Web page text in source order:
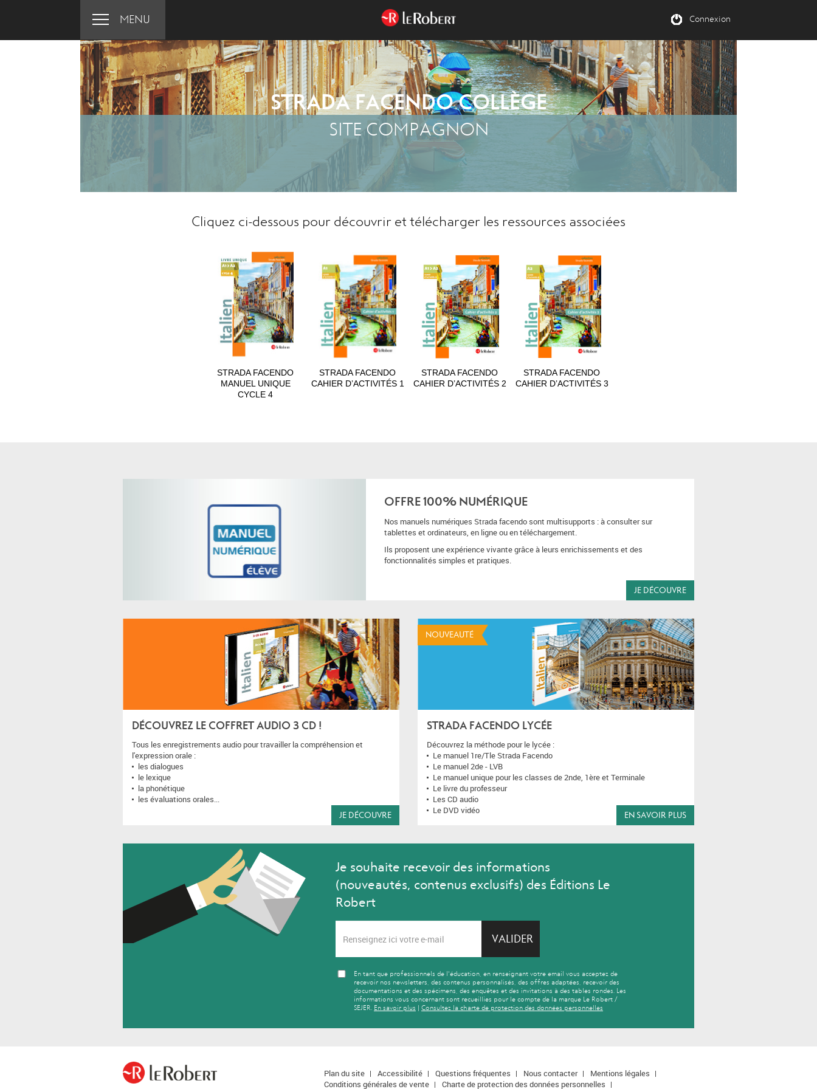
MENU Connexion
STRADA FACENDO COLLÈGE
SITE COMPAGNON
Cliquez ci-dessous pour découvrir et télécharger les ressources associées
STRADA FACENDO
MANUEL UNIQUE
CYCLE 4
STRADA FACENDO
CAHIER D’ACTIVITÉS 1
STRADA FACENDO
CAHIER D’ACTIVITÉS 2
STRADA FACENDO
CAHIER D’ACTIVITÉS 3
OFFRE 100% NUMÉRIQUE
Nos manuels numériques Strada facendo sont multisupports : à consulter sur
tablettes et ordinateurs, en ligne ou en téléchargement.
Ils proposent une expérience vivante grâce à leurs enrichissements et des
fonctionnalités simples et pratiques.
JE DÉCOUVRE
DÉCOUVREZ LE COFFRET AUDIO 3 CD !
Tous les enregistrements audio pour travailler la compréhension et
l'expression orale :
les dialogues
le lexique
la phonétique
les évaluations orales...
JE DÉCOUVRE
NOUVEAUTÉ
STRADA FACENDO LYCÉE
Découvrez la méthode pour le lycée :
Le manuel 1re/Tle Strada Facendo
Le manuel 2de - LVB
Le manuel unique pour les classes de 2nde, 1ère et Terminale
Le livre du professeur
Les CD audio
Le DVD vidéo
EN SAVOIR PLUS
Je souhaite recevoir des informations
(nouveautés, contenus exclusifs) des Éditions Le
Robert
VALIDER
En tant que professionnels de l'éducation, en renseignant votre email vous acceptez de
recevoir nos newsletters, des contenus personnalisés, des offres adaptées, recevoir des
documentations et des spécimens, des enquêtes et des invitations à des tables rondes. Les
informations vous concernant sont recueillies pour le compte de la marque Le Robert /
SEJER. En savoir plus | Consultez la charte de protection des données personnelles
Plan du site Accessibilité Questions fréquentes Nous contacter
Mentions légales
Conditions générales de vente
Charte de protection des données personnelles